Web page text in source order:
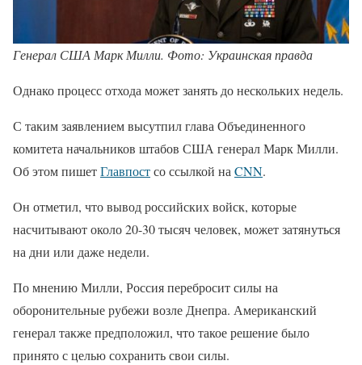
Генерал США Марк Милли. Фото: Украинская правда
Однако процесс отхода может занять до нескольких недель.
С таким заявлением высутпил глава Объединенного
комитета начальников штабов США генерал Марк Милли.
Об этом пишетГлавпостсо ссылкой наCNN.
Он отметил, что вывод российских войск, которые
насчитывают около 20-30 тысяч человек, может затянуться
на дни или даже недели.
По мнению Милли, Россия перебросит силы на
оборонительные рубежи возле Днепра. Американский
генерал также предположил, что такое решение было
принято с целью сохранить свои силы.